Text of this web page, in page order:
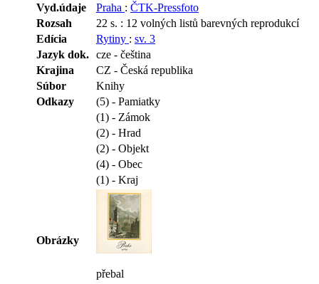
Vyd.údaje
Praha : ČTK-Pressfoto
Rozsah
22 s. : 12 volných listů barevných reprodukcí
Edícia
Rytiny : sv. 3
Jazyk dok. cze - čeština
Krajina
CZ - Česká republika
Súbor
Knihy
Odkazy
(5) - Pamiatky
(1) - Zámok
(2) - Hrad
(2) - Objekt
(4) - Obec
(1) - Kraj
Obrázky
přebal